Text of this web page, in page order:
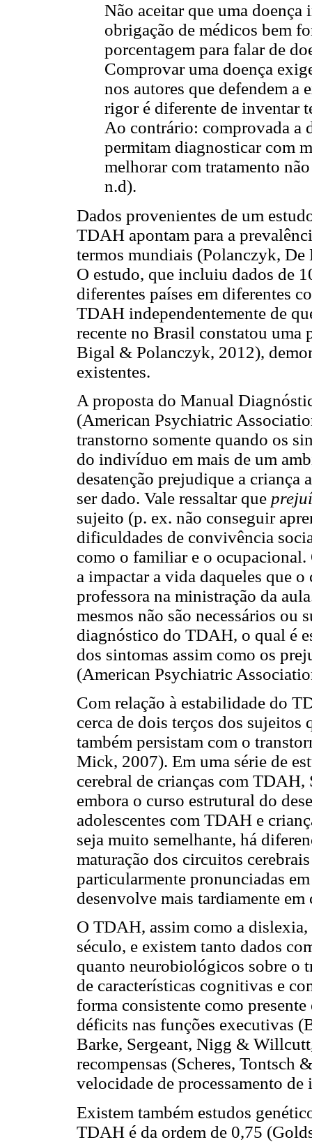
Não aceitar que uma
obrigação de médicos bem
porcentagem para falar de
Comprovar uma doença
nos autores que defendem a
rigor é diferente de inventar
Ao contrário: comprovada a
permitam diagnosticar com
melhorar com tratamento
n.d).
Dados provenientes de um
TDAH apontam para a
termos mundiais (Polanczyk,
O estudo, que incluiu dados de
diferentes países em diferentes
TDAH independentemente de
recente no Brasil constatou
Bigal & Polanczyk, 2012),
existentes.
A proposta do Manual
(American Psychiatric
transtorno somente quando os
do indivíduo em mais de um
desatenção prejudique a criança
ser dado. Vale ressaltar que
sujeito (p. ex. não conseguir
dificuldades de convivência
como o familiar e o
a impactar a vida daqueles que
professora na ministração da
mesmos não são necessários ou
diagnóstico do TDAH, o qual é
dos sintomas assim como os
(American Psychiatric
Com relação à estabilidade do
cerca de dois terços dos
também persistam com o
Mick, 2007). Em uma série de
cerebral de crianças com
embora o curso estrutural do
adolescentes com TDAH e
seja muito semelhante, há
maturação dos circuitos
particularmente pronunciadas
desenvolve mais tardiamente
O TDAH, assim como a
século, e existem tanto dados
quanto neurobiológicos sobre o
de características cognitivas e
forma consistente como
déficits nas funções executivas
Barke, Sergeant, Nigg &
recompensas (Scheres, Tontsch
velocidade de processamento
Existem também estudos
TDAH é da ordem de 0,75